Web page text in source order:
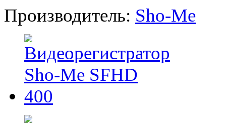
Производитель: Sho-Me